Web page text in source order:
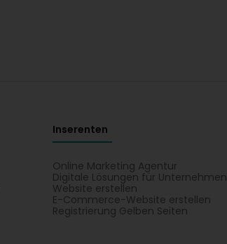
Inserenten
Online Marketing Agentur
Digitale Lösungen für Unternehmen
Website erstellen
E-Commerce-Website erstellen
Registrierung Gelben Seiten